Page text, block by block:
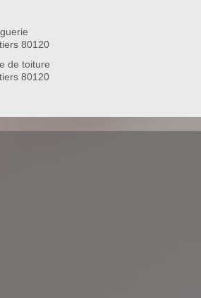
80120
de toiture
80120